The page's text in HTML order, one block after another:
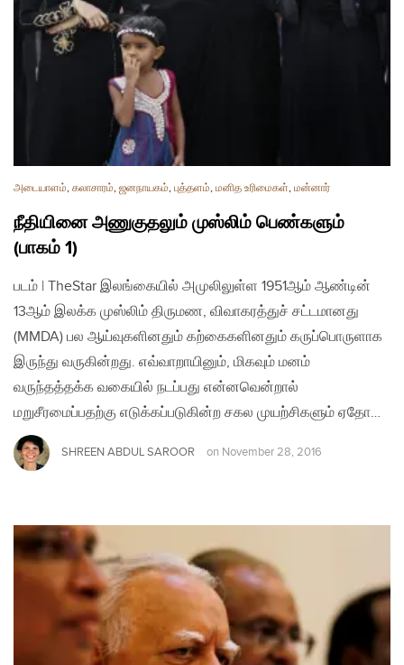
அடையாளம், கலாசாரம், ஜனநாயகம், புத்தளம், மனித உரிமைகள், மன்னார்
நீதியினை அணுகுதலும் முஸ்லிம் பெண்களும்
(பாகம் 1)
படம் | TheStar இலங்கையில் அமுலிலுள்ள 1951ஆம் ஆண்டின்
13ஆம் இலக்க முஸ்லிம் திருமண, விவாகரத்துச் சட்டமானது
(MMDA) பல ஆய்வுகளினதும் கற்கைகளினதும் கருப்பொருளாக
இருந்து வருகின்றது. எவ்வாறாயினும், மிகவும் மனம்
வருந்தத்தக்க வகையில் நடப்பது என்னவென்றால்
மறுசீரமைப்பதற்கு எடுக்கப்படுகின்ற சகல முயற்சிகளும் ஏதோ…
SHREEN ABDUL SAROOR on November 28, 2016